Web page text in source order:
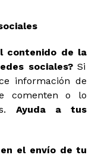
contenido de la
sociales? Si
información de
comenten o lo
Ayuda a tus
el envío de tu